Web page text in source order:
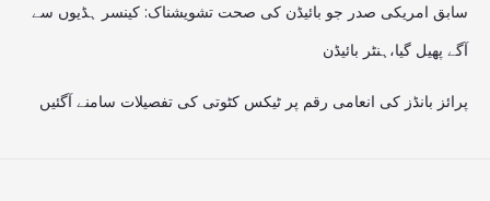
سابق امریکی صدر جو بائیڈن کی صحت تشویشناک: کینسر ہڈیوں سے
آگے پھیل گیا،ہنٹر بائیڈن
پرائز بانڈز کی انعامی رقم پر ٹیکس کٹوتی کی تفصیلات سامنے آگئیں